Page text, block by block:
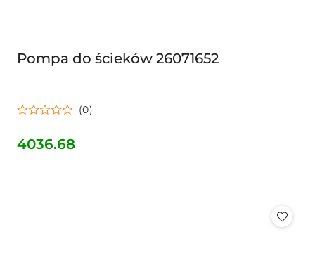
Pompa do ścieków 26071652
(0)
Cena:
4036.68